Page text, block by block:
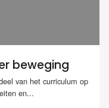
beweging
van het curriculum op
en...